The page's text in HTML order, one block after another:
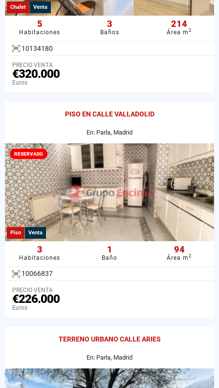
Chalet Venta
5
Habitaciones
3
Baños
214
Área m2
10134180
PRECIO VENTA
€320.000
Euros
PISO EN CALLE VALLADOLID
En: Parla, Madrid
RESERVADO
Piso Venta
3
Habitaciones
1
Baño
94
Área m2
10066837
PRECIO VENTA
€226.000
Euros
TERRENO URBANO CALLE ARIES
En: Parla, Madrid